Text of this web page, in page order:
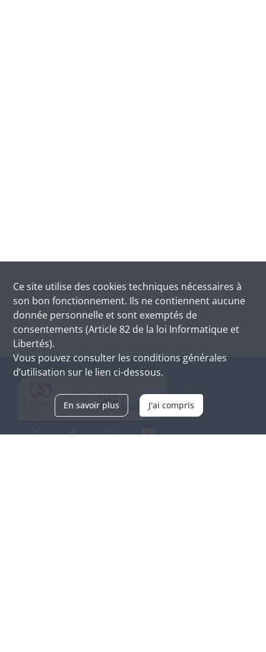
Ce site utilise des cookies techniques nécessaires à
son bon fonctionnement. Ils ne contiennent aucune
donnée personnelle et sont exemptés de
consentements (Article 82 de la loi Informatique et
Libertés).
Vous pouvez consulter les conditions générales
d’utilisation sur le lien ci-dessous.
En savoir plus J'ai compris